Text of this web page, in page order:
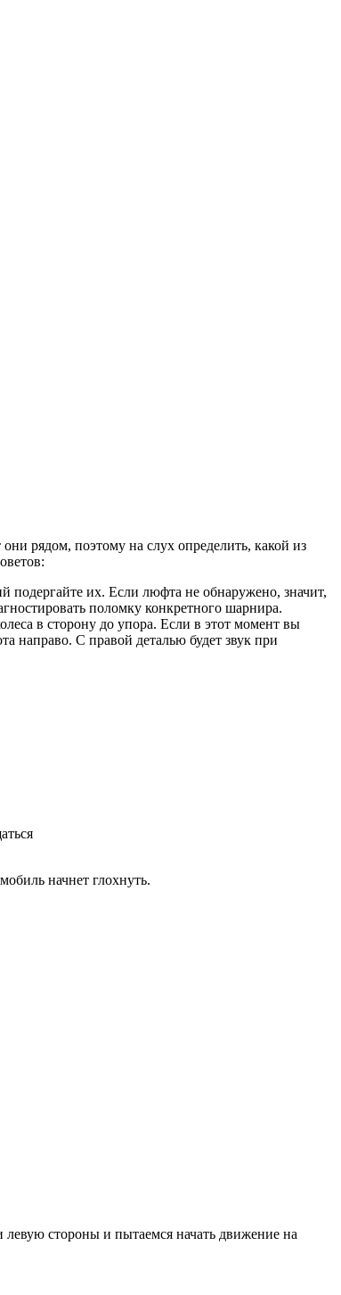
рядом, поэтому на слух определить, какой из
подергайте их. Если люфта не обнаружено, значит,
поломку конкретного шарнира.
в сторону до упора. Если в этот момент вы
направо. С правой деталью будет звук при
начнет глохнуть.
стороны и пытаемся начать движение на